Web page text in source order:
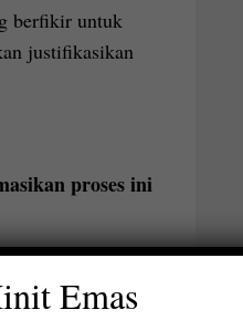
berfikir untuk
justifikasikan
proses ini
Emas